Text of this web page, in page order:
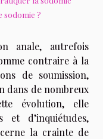
sodomie ?
anale, autrefois
contraire à la
de soumission,
dans de nombreux
évolution, elle
et d’inquiétudes,
la crainte de